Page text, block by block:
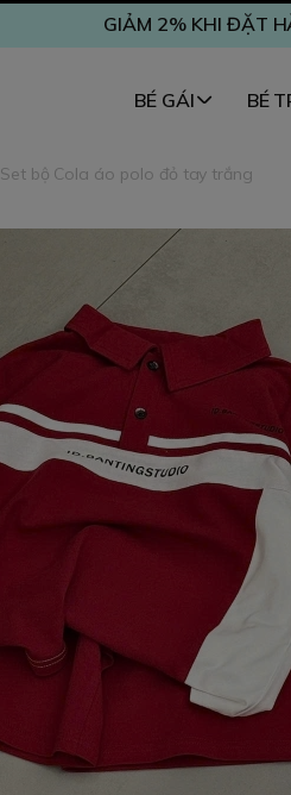
GIẢM 2% KHI ĐẶT
BÉ GÁI BÉ
Set bộ Cola áo polo đỏ tay trắng